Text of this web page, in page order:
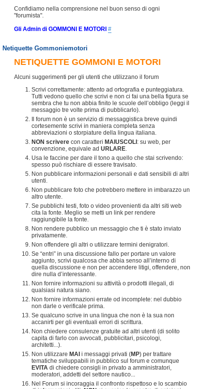
Confidiamo nella comprensione nel buon senso di ogni
"forumista".
Gli Admin di GOMMONI E MOTORI #
Netiquette Gommoniemotori
NETIQUETTE GOMMONI E MOTORI
Alcuni suggerimenti per gli utenti che utilizzano il forum
Scrivi correttamente: attento ad ortografia e punteggiatura.
Tutti vedono quello che scrivi e non ci fai una bella figura se
sembra che tu non abbia finito le scuole dell’obbligo (leggi il
messaggio tre volte prima di pubblicarlo).
Il forum non è un servizio di messaggistica breve quindi
cortesemente scrivi in maniera completa senza
abbreviazioni o storpiature della lingua italiana.
NON scrivere con caratteri MAIUSCOLI : su web, per
convenzione, equivale ad URLARE.
Usa le faccine per dare il tono a quello che stai scrivendo:
spesso può rischiare di essere travisato.
Non pubblicare informazioni personali e dati sensibili di altri
utenti.
Non pubblicare foto che potrebbero mettere in imbarazzo un
altro utente.
Se pubblichi testi, foto o video provenienti da altri siti web
cita la fonte. Meglio se metti un link per rendere
raggiungibile la fonte.
Non rendere pubblico un messaggio che ti è stato inviato
privatamente.
Non offendere gli altri o utilizzare termini denigratori.
Se “entri” in una discussione fallo per portare un valore
aggiunto, scrivi qualcosa che abbia senso all’interno di
quella discussione e non per accendere litigi, offendere, non
dire nulla d’interessante.
Non fornire informazioni su attività o prodotti illegali, di
qualsiasi natura siano.
Non fornire informazioni errate od incomplete: nel dubbio
non darle o verificale prima.
Se qualcuno scrive in una lingua che non è la sua non
accanirti per gli eventuali errori di scrittura.
Non chiedere consulenze gratuite ad altri utenti (di solito
capita di farlo con avvocati, pubblicitari, psicologi,
architetti...).
Non utilizzare MAI i messaggi privati (MP) per trattare
tematiche sviluppabili in pubblico sul forum e comunque
EVITA di chiedere consigli in privato a amministratori,
moderatori, addetti del settore nautico...
Nel Forum si incoraggia il confronto rispettoso e lo scambio